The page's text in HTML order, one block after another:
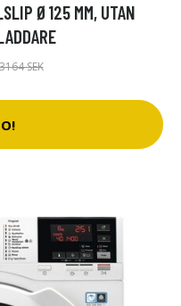
Ø125 MM, UTAN
SEK